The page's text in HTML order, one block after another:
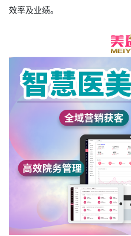
效率及业绩。